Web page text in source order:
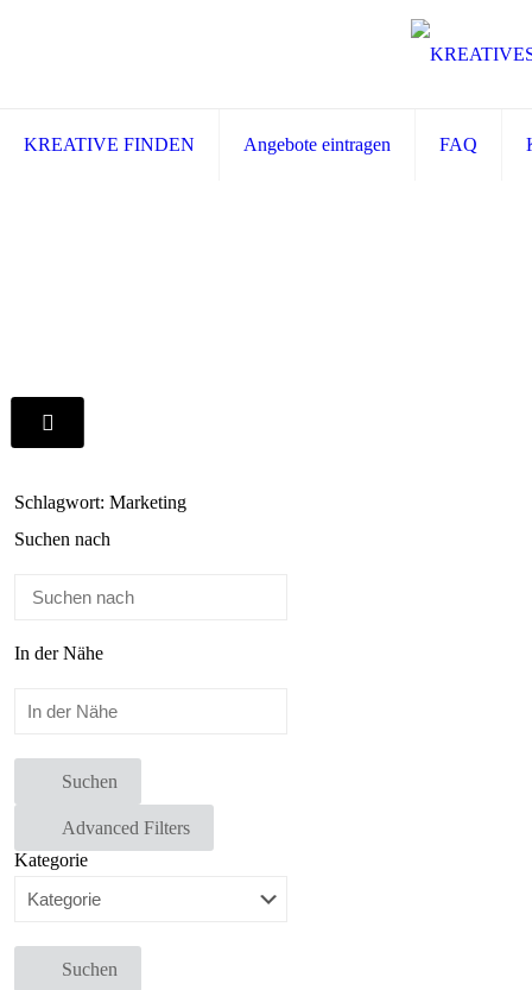
KREATIVE FINDEN Angebote eintragen FAQ
Schlagwort: Marketing
Suchen nach
In der Nähe
Suchen
Advanced Filters
Kategorie
Suchen